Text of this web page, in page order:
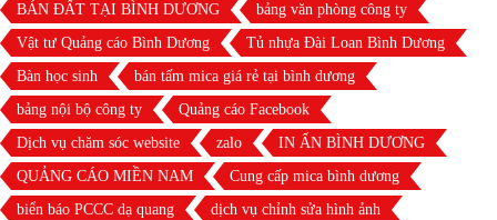
BÁN ĐẤT TẠI BÌNH DƯƠNG
bảng văn phòng công ty
Vật tư Quảng cáo Bình Dương
Tủ nhựa Đài Loan Bình Dương
Bàn học sinh
bán tấm mica giá rẻ tại bình dương
bảng nội bộ công ty
Quảng cáo Facebook
Dịch vụ chăm sóc website
zalo
IN ẤN BÌNH DƯƠNG
QUẢNG CÁO MIỀN NAM
Cung cấp mica bình dương
biển báo PCCC dạ quang
dịch vụ chỉnh sửa hình ảnh